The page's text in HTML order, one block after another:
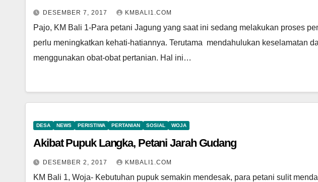
DESEMBER 7, 2017 KMBALI1.COM
Pajo, KM Bali 1-Para petani Jagung yang saat ini sedang melakukan proses
perlu meningkatkan kehati-hatiannya. Terutama mendahulukan keselamatan
menggunakan obat-obat pertanian. Hal ini…
DESA NEWS PERISTIWA PERTANIAN SOSIAL WOJA
Akibat Pupuk Langka, Petani Jarah Gudang
DESEMBER 2, 2017 KMBALI1.COM
KM Bali 1, Woja- Kebutuhan pupuk semakin mendesak, para petani sulit